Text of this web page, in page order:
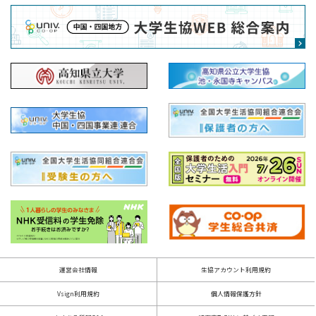
運営会社情報 生協アカウント利用規約
Vsign利用規約 個人情報保護方針